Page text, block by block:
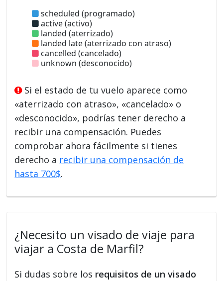
scheduled (programado)
active (activo)
landed (aterrizado)
landed late (aterrizado con atraso)
cancelled (cancelado)
unknown (desconocido)
Si el estado de tu vuelo aparece como
«aterrizado con atraso», «cancelado» o
«desconocido», podrías tener derecho a
recibir una compensación. Puedes
comprobar ahora fácilmente si tienes
derecho a recibir una compensación de
hasta 700$.
¿Necesito un visado de viaje para
viajar a Costa de Marfil?
Si dudas sobre los requisitos de un visado